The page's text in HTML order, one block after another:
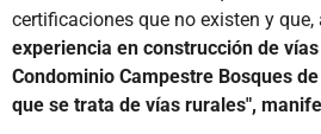
certificaciones que no existen y que,
experiencia en construcción de
Condominio Campestre Bosques
que se trata de vías rurales",